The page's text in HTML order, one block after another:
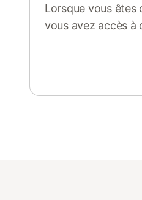
Lorsque vous êtes
vous avez accès à